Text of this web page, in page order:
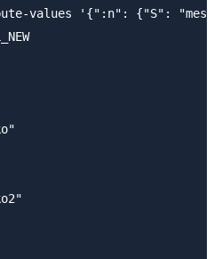
values '{":n": {"S":